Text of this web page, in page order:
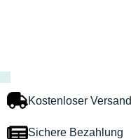
Kostenloser Versand
Sichere Bezahlung